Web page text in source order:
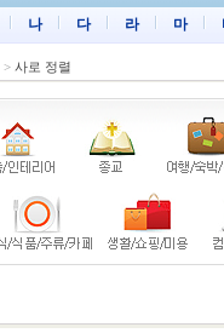
나 다 라 마
> 사로 정렬